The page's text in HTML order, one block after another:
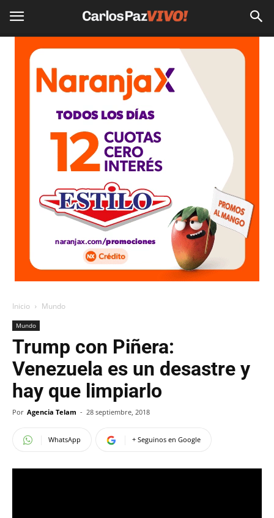
Inicio Mundo
Mundo
Trump con Piñera:
Venezuela es un desastre y
hay que limpiarlo
Por Agencia Telam - 28 septiembre, 2018
WhatsApp + Seguinos en Google